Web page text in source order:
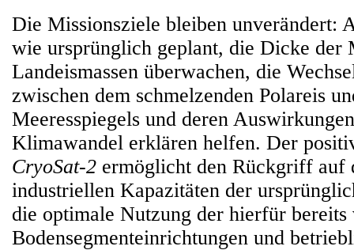
Die Missionsziele bleiben unverändert:
wie ursprünglich geplant, die Dicke der
Landeismassen überwachen, die
zwischen dem schmelzenden Polareis
Meeresspiegels und deren
Klimawandel erklären helfen. Der
CryoSat-2 ermöglicht den Rückgriff auf
industriellen Kapazitäten der
die optimale Nutzung der hierfür bereits
Bodensegmenteinrichtungen und